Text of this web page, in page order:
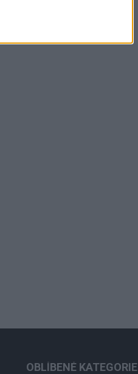
OBLÍBENÉ KATEGORIE